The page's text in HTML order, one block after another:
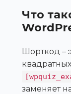
Что
Шорткод –
заменяет